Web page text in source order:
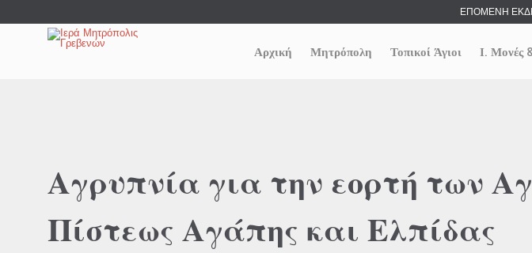
ΕΠΟΜΕΝΗ
Αρχική Μητρόπολη Τοπικοί Άγιοι Ι. Μονές
Αγρυπνία για την εορτή των
Πίστεως Αγάπης και Ελπίδας